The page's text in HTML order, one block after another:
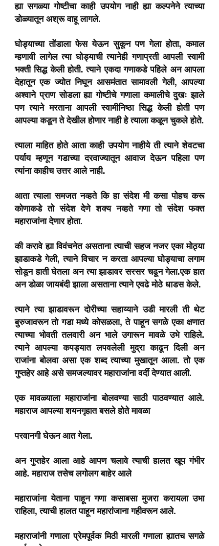
ह्या सगळ्या गोष्टीचा काही उपयोग नाही ह्या कल्पनेने त्याच्या
डोळ्यातून अश्रू वाहू लागले.
घोड्याच्यातोंडालाफेस येऊन सुकून पण गेला होता, कमाल
म्हणावी लागेल त्या घोड्याची त्यानेही गणाप्रती आपली स्वामी
भक्ती सिद्ध केली होती. त्याने एकदा गणाकडे पहिले अन आपला
देहातून एक ज्योत निघून आसमंतात सामावली गेली, आपल्या
अश्वाने प्राण सोडला ह्या गोष्टीचे गणाला कमालीचे दुखः झाले
पण त्याने मरताना आपली स्वामीनिष्ठा सिद्ध केली होती पण
आपल्या कडून ते देखील होणार नाही हे त्याला कळून चुकले होते.
त्याला माहित होते आता काही उपयोग नाहीये ती त्याने शेवटचा
पर्याय म्हणून गडाच्या दरवाज्यातून आवाज देऊन पहिला पण
त्यांना काहीच उत्तर आले नाही.
आता त्याला समजत नव्हते कि हा संदेश मी कसा पोहच करू
कोणाकडे तो संदेश देणे शक्य नव्हते गणा तो संदेश फक्त
महाराजांना देणार होता.
की करावे ह्या विवंचनेत असताना त्याची सहज नजर एका मोठ्या
झाडाकडे गेली, त्याने विचार न करता आपल्या घोड्याचा लगाम
सोडून हाती घेतला अन त्या झाडावर सरसर चढून गेला.एक हात
अन डोळा जायबंदी झाला असताना त्याने एवढे मोठे धाडस केले.
त्याने त्या झाडावरून दोरीच्या सहाय्याने उडी मारली ती थेट
बुरुजावरून तो गडा मध्ये कोसळला, ते पाहून सगळे एका क्षणात
त्याच्या भोवती तलवारी अन भाले उगारून मावळे उभे राहिले.
त्याने आपल्या कपड्यात लपवलेली मुद्रा काढून दिली अन
राजांना बोलवा असा एक शब्द त्याच्या मुखातून आला. तो एक
गुप्तहेर आहे असे समजल्यावर महाराजांना वर्दी देण्यात आली.
एक मावळ्याला महाराजांना बोलवण्या साठी पाठवण्यात आले.
महाराज आपल्या शयनगृहात बसले होते मावळा
परवानगी घेऊन आत गेला.
अन गुप्तहेर आला आहे आपण चलावे त्याची हालत खूप गंभीर
आहे. महाराज तसेच लगोलग बाहेर आले
महाराजांना येताना पाहून गणा कसाबसा मुजरा करायला उभा
राहिला, त्याची हालत पाहून महारांजाना गहीवरून आले.
महाराजांनी गणाला प्रेमपूर्वक मिठी मारली गणाला ह्यातच सगळे